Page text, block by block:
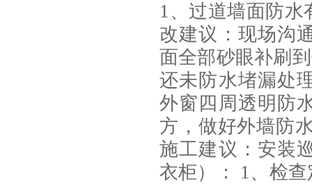
1、过道墙面防
改建议：现场沟
面全部砂眼补刷
还未防水堵漏处
外窗四周透明防
方，做好外墙防
施工建议：安装
衣柜）： 1、检